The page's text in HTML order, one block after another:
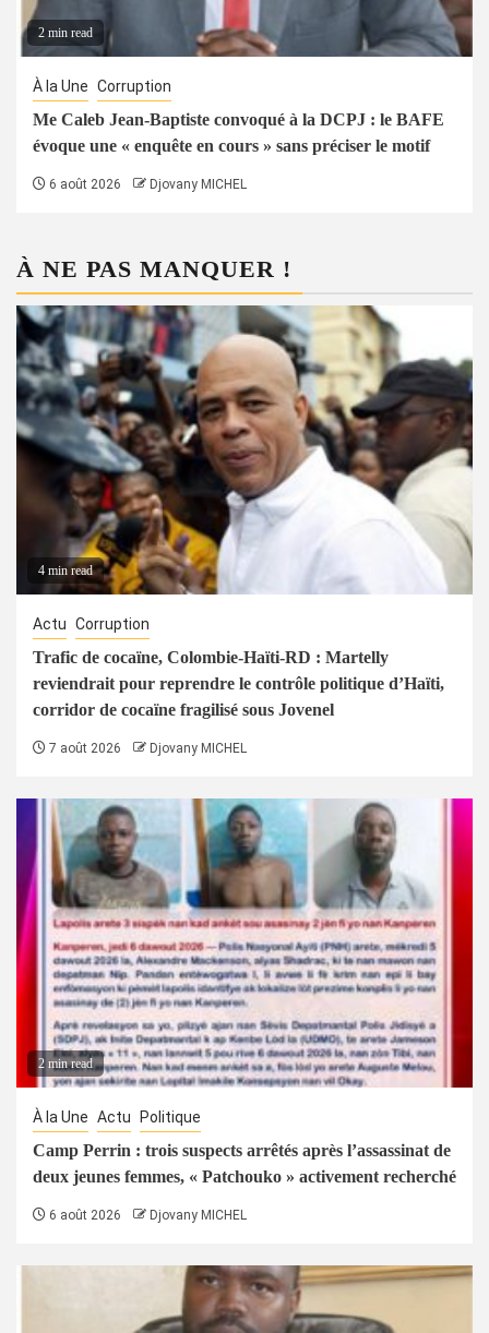
2 min read
À la Une Corruption
Me Caleb Jean-Baptiste convoqué à la DCPJ : le BAFE
évoque une « enquête en cours » sans préciser le motif
6 août 2026 Djovany MICHEL
À NE PAS MANQUER !
4 min read
Actu Corruption
Trafic de cocaïne, Colombie-Haïti-RD : Martelly
reviendrait pour reprendre le contrôle politique d’Haïti,
corridor de cocaïne fragilisé sous Jovenel
7 août 2026 Djovany MICHEL
2 min read
À la Une Actu Politique
Camp Perrin : trois suspects arrêtés après l’assassinat de
deux jeunes femmes, « Patchouko » activement recherché
6 août 2026 Djovany MICHEL